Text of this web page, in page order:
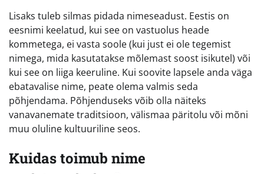
Lisaks tuleb silmas pidada nimeseadust. Eestis on
eesnimi keelatud, kui see on vastuolus heade
kommetega, ei vasta soole (kui just ei ole tegemist
nimega, mida kasutatakse mõlemast soost isikutel) või
kui see on liiga keeruline. Kui soovite lapsele anda väga
ebatavalise nime, peate olema valmis seda
põhjendama. Põhjenduseks võib olla näiteks
vanavanemate traditsioon, välismaa päritolu või mõni
muu oluline kultuuriline seos.
Kuidas toimub nime